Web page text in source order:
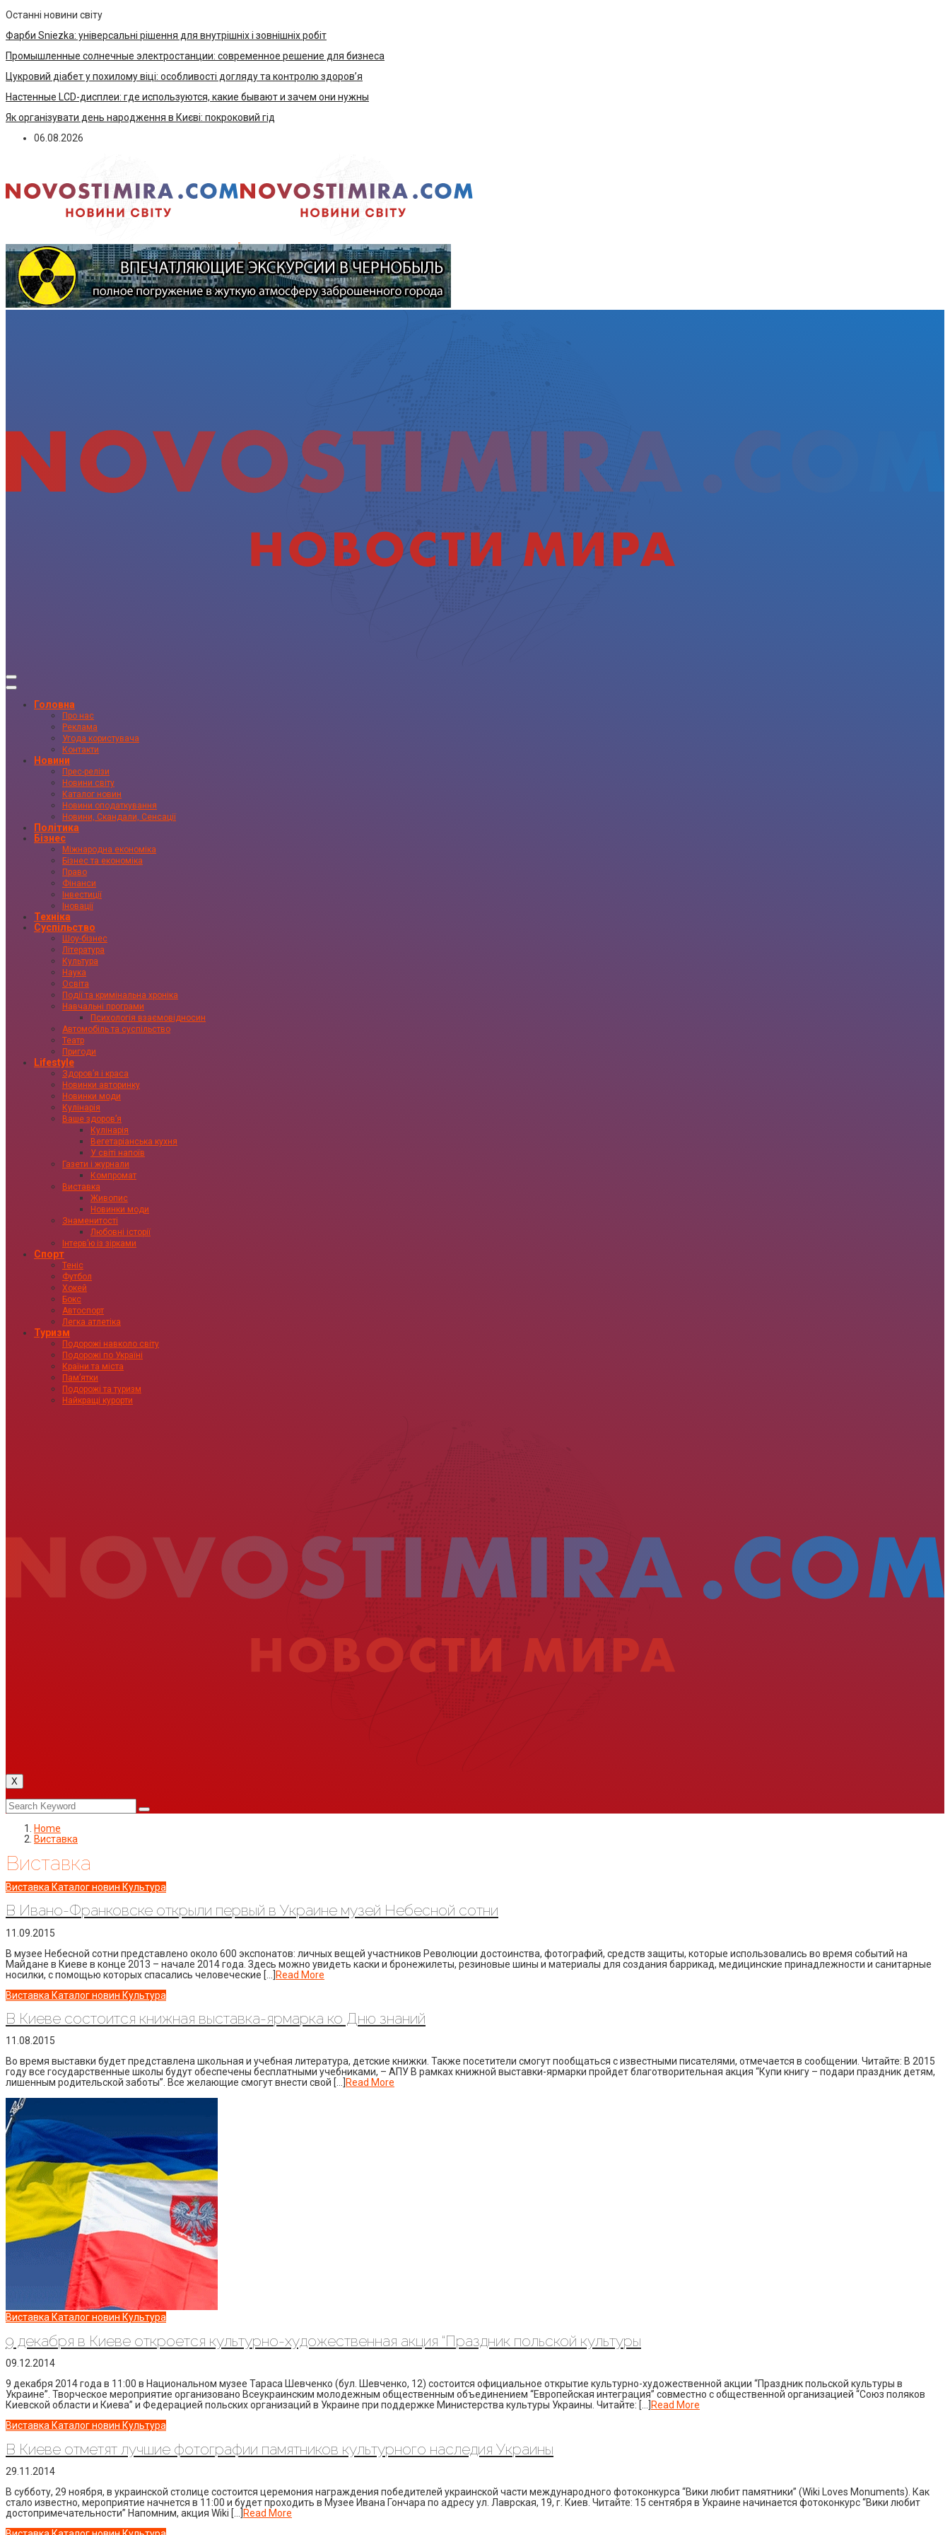
Останні новини світу
Фарби Sniezka: універсальні рішення для внутрішніх і зовнішніх робіт
Промышленные солнечные электростанции: современное решение для бизнеса
Цукровий діабет у похилому віці: особливості догляду та контролю здоров’я
Настенные LCD-дисплеи: где используются, какие бывают и зачем они нужны
Як організувати день народження в Києві: покроковий гід
06.08.2026
Головна
Про нас
Реклама
Угода користувача
Контакти
Новини
Прес-релізи
Новини світу
Каталог новин
Новини оподаткування
Новини, Скандали, Сенсації
Політика
Бізнес
Міжнародна економіка
Бізнес та економіка
Право
Фінанси
Інвестиції
Іновації
Техніка
Суспільство
Шоу-бізнес
Література
Культура
Наука
Освіта
Події та кримінальна хроніка
Навчальні програми
Психологія взаємовідносин
Автомобіль та суспільство
Театр
Пригоди
Lifestyle
Здоровʼя і краса
Новинки авторинку
Новинки моди
Кулінарія
Ваше здоровʼя
Кулінарія
Вегетаріанська кухня
У світі напоїв
Газети і журнали
Компромат
Виставка
Живопис
Новинки моди
Знаменитості
Любовні історії
Інтервʼю із зірками
Спорт
Теніс
Футбол
Хокей
Бокс
Автоспорт
Легка атлетіка
Туризм
Подорожі навколо світу
Подорожі по Україні
Країни та міста
Пам’ятки
Подорожі та туризм
Найкращі курорти
X
Home
Виставка
Виставка
Виставка Каталог новин Культура
В Ивано-Франковске открыли первый в Украине музей Небесной сотни
11.09.2015
В музее Небесной сотни представлено около 600 экспонатов: личных вещей участников Революции достоинства, фотографий, средств защиты, которые использовались во время событий на
Майдане в Киеве в конце 2013 – начале 2014 года. Здесь можно увидеть каски и бронежилеты, резиновые шины и материалы для создания баррикад, медицинские принадлежности и санитарные
носилки, с помощью которых спасались человеческие […]Read More
Виставка Каталог новин Культура
В Киеве состоится книжная выставка-ярмарка ко Дню знаний
11.08.2015
Во время выставки будет представлена школьная и учебная литература, детские книжки. Также посетители смогут пообщаться с известными писателями, отмечается в сообщении. Читайте: В 2015
году все государственные школы будут обеспечены бесплатными учебниками, – АПУ В рамках книжной выставки-ярмарки пройдет благотворительная акция “Купи книгу – подари праздник детям,
лишенным родительской заботы”. Все желающие смогут внести свой […] Read More
Виставка Каталог новин Культура
9 декабря в Киеве откроется культурно-художественная акция “Праздник польской культуры
09.12.2014
9 декабря 2014 года в 11:00 в Национальном музее Тараса Шевченко (бул. Шевченко, 12) состоится официальное открытие культурно-художественной акции “Праздник польской культуры в
Украине”. Творческое мероприятие организовано Всеукраинским молодежным общественным объединением “Европейская интеграция” совместно с общественной организацией “Союз поляков
Киевской области и Киева” и Федерацией польских организаций в Украине при поддержке Министерства культуры Украины. Читайте: […] Read More
Виставка Каталог новин Культура
В Киеве отметят лучшие фотографии памятников культурного наследия Украины
29.11.2014
В субботу, 29 ноября, в украинской столице состоится церемония награждения победителей украинской части международного фотоконкурса “Вики любит памятники” (Wiki Loves Monuments). Как
стало известно, мероприятие начнется в 11:00 и будет проходить в Музее Ивана Гончара по адресу ул. Лаврская, 19, г. Киев. Читайте: 15 сентября в Украине начинается фотоконкурс “Вики любит
достопримечательности” Напомним, акция Wiki […]
Read More